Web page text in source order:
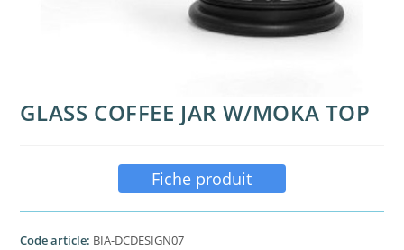
GLASS COFFEE JAR W/MOKA TOP
Fiche produit
Code article: BIA-DCDESIGN07